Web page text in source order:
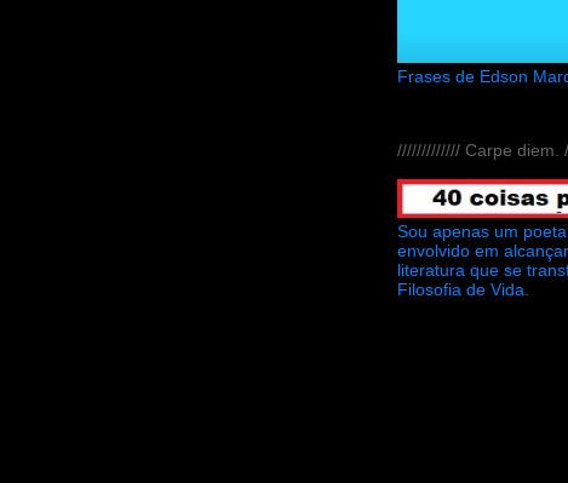
Frases de Edson
///////////// Carpe diem.
Sou apenas um
envolvido em
literatura que se
Filosofia de Vida.